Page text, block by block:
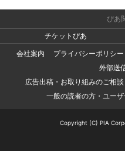
ぴあ
チケットぴあ
会社案内
プライバシーポリシー
外部送
広告出稿・お取り組みのご相
一般の読者の方・ユー
Copyright (C) PIA